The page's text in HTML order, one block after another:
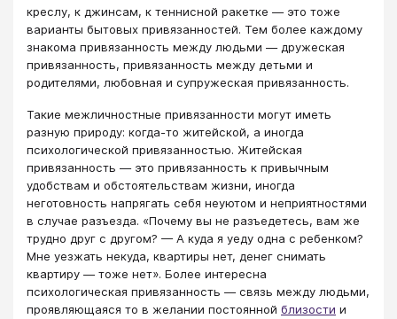
креслу, к джинсам, к теннисной ракетке — это тоже
варианты бытовых привязанностей. Тем более каждому
знакома привязанность между людьми — дружеская
привязанность, привязанность между детьми и
родителями, любовная и супружеская привязанность.
Такие межличностные привязанности могут иметь
разную природу: когда-то житейской, а иногда
психологической привязанностью. Житейская
привязанность — это привязанность к привычным
удобствам и обстоятельствам жизни, иногда
неготовность напрягать себя неуютом и неприятностями
в случае разъезда. «Почему вы не разъедетесь, вам же
трудно друг с другом? — А куда я уеду одна с ребенком?
Мне уезжать некуда, квартиры нет, денег снимать
квартиру — тоже нет». Более интересна
психологическая привязанность — связь между людьми,
проявляющаяся то в желании постоянной близости и